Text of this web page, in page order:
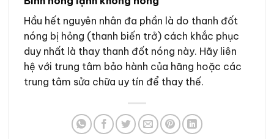
Hầu hết nguyên nhân đa phần là do thanh đốt
nóng bị hỏng (thanh biến trở) cách khắc phục
duy nhất là thay thanh đốt nóng này. Hãy liên
hệ với trung tâm bảo hành của hãng hoặc các
trung tâm sửa chữa uy tín để thay thế.